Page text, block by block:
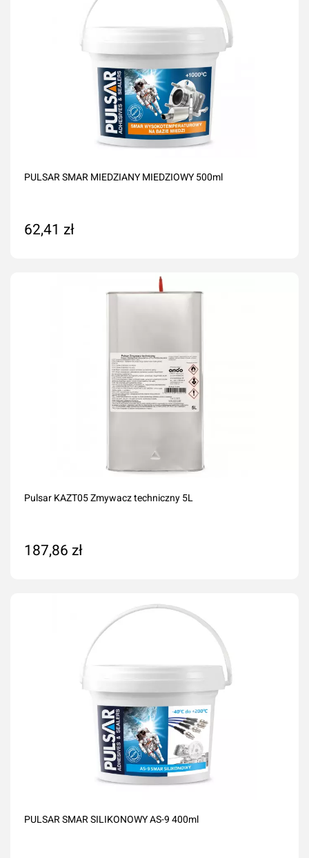
PULSAR SMAR MIEDZIANY MIEDZIOWY 500ml
62,41 zł
Pulsar KAZT05 Zmywacz techniczny 5L
187,86 zł
PULSAR SMAR SILIKONOWY AS-9 400ml